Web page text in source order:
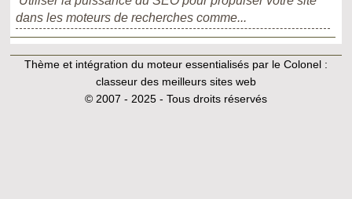
dans les moteurs de recherches comme...
Thème et intégration du moteur essentialisés par le Colonel :
classeur des meilleurs sites web
© 2007 - 2025 - Tous droits réservés